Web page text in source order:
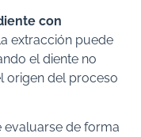
con
extracción puede
el diente no
origen del proceso
evaluarse de forma